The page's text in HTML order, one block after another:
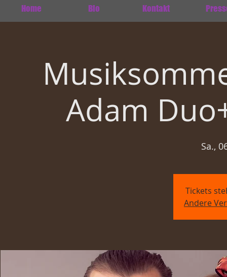
Home Bio Kontakt
Adam
Sa.,
Tickets
Andere